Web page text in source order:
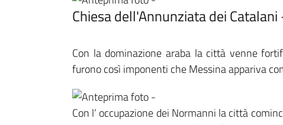
Chiesa dell'Annunziata dei Catalani
Con la dominazione araba la città venne
furono così imponenti che Messina appariva
Con l’ occupazione dei Normanni la città